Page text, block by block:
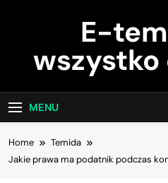
E-
wszystko
MENU
Home
Temida
Jakie prawa ma podatnik podczas